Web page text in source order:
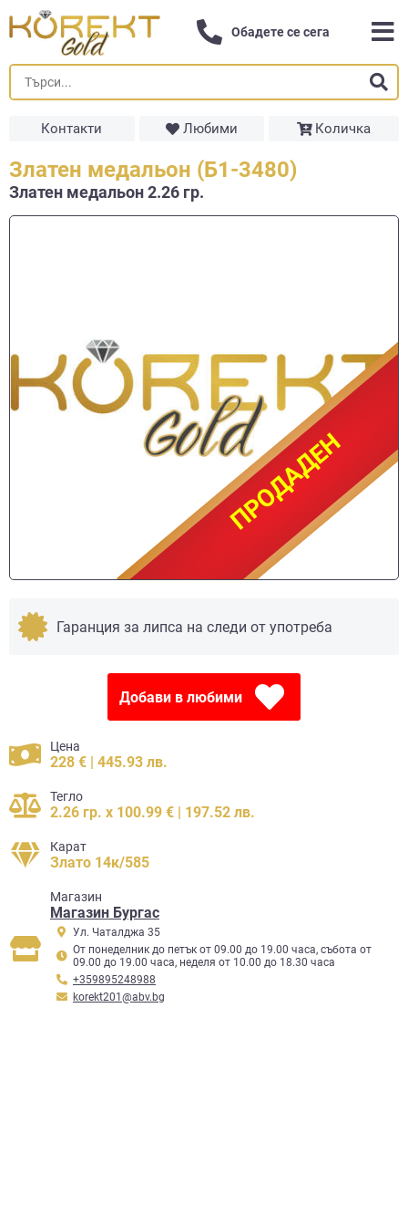
Обадете се сега
Контакти Любими Количка
Златен медальон (Б1-3480)
Златен медальон 2.26 гр.
ПРОДАДЕН
ПРОДАДЕН
Гаранция за липса на следи от употреба
Добави в любими
Цена
228 € | 445.93 лв.
Тегло
2.26 гр. x 100.99 € | 197.52 лв.
Карат
Злато 14к/585
Mагазин
Магазин Бургас
Ул. Чаталджа 35
От понеделник до петък от 09.00 до 19.00 часа, събота от
09.00 до 19.00 часа, неделя от 10.00 до 18.30 часа
+359895248988
korekt201@abv.bg